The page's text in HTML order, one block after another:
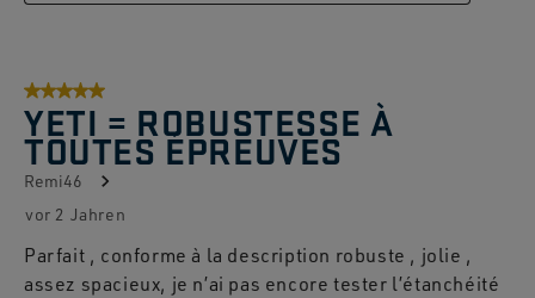
5 von 5 Sternen.
YETI = ROBUSTESSE À
TOUTES ÉPREUVES
Remi46
vor 2 Jahren
Parfait , conforme à la description robuste , jolie ,
assez spacieux, je n’ai pas encore tester l’étanchéité